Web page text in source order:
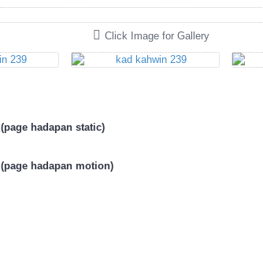
Click Image for Gallery
(page hadapan static)
(page hadapan motion)